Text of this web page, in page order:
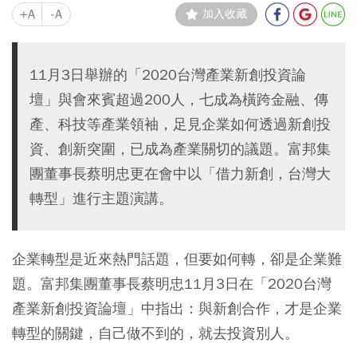
+A -A 加入收藏
11月3日舉辦的「2020台灣產業新創投資論
壇」與會來賓超過200人，七成為橫跨金融、傳
產、科技等產業領袖，足見企業如何透過新創投
資、創新突圍，已成為產業關切的議題。富邦集
團董事長蔡明忠更在會中以「借力新創，台灣大
轉型」進行主題演講。
企業轉型是近來熱門話題，但要如何轉，卻是企業難
題。富邦集團董事長蔡明忠11月3日在「2020台灣
產業新創投資論壇」中指出：與新創合作，才是企業
轉型的關鍵，自己做不到的，就去投資別人。